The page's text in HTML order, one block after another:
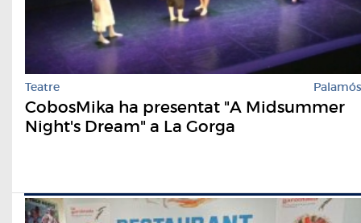
Teatre Palamós
CobosMika ha presentat "A Midsummer
Night's Dream" a La Gorga